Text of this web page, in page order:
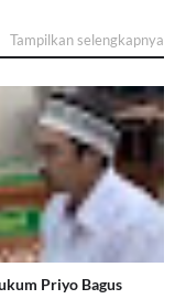
Tampilkan selengkapnya
Priyo Bagus